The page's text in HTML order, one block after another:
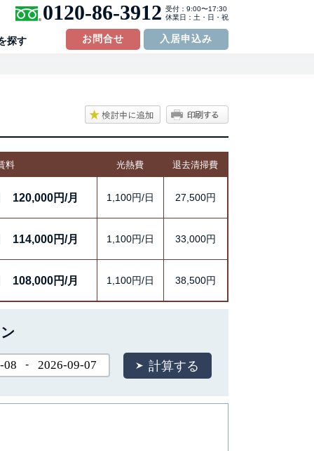
0120-86-3912 受付：9:00〜17:30
休業日：土・日・祝
探す お問合せ 入居申込み
料 光熱費 退去清掃費
120,000円/月 1,100円/日 27,500円
114,000円/月 1,100円/日 33,000円
108,000円/月 1,100円/日 38,500円
-